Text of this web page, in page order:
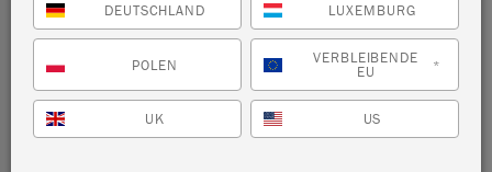
DEUTSCHLAND LUXEMBURG
POLEN VERBLEIBENDE
EU *
UK US